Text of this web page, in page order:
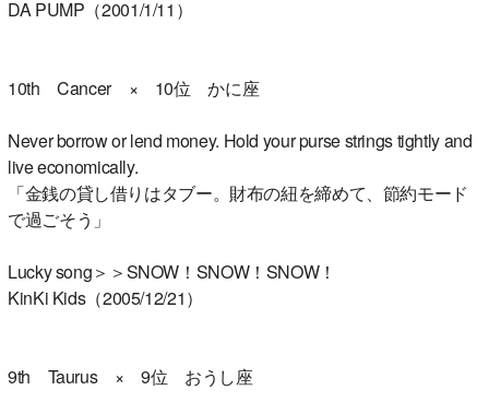
DA PUMP（2001/1/11）
10th Cancer × 10位 かに座
Never borrow or lend money. Hold your purse strings tightly and
live economically.
「金銭の貸し借りはタブー。財布の紐を締めて、節約モード
で過ごそう」
Lucky song＞＞SNOW！SNOW！SNOW！
KinKi Kids（2005/12/21）
9th Taurus × 9位 おうし座